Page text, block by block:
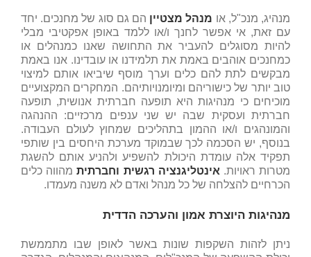
מנהיג, מנכ"ל, או מנהל מצטיין הם גם סוג של מחנכים. יחד
עם זאת, אי אפשר לחנך ו/או ללמד באופן אפקטיבי מבלי
להיות מסוגלים להעביר את התחושה שאנו כמנהלים או
כמחנכים אוהבים באמת את תלמידנו או עובדינו. אנו באמת
מבקשים לתת להם כלים וערך מוסף שיביאו אותם למיצוי
טוב יותר של כישוריהם ומיומנויותיהם. המחקרים המקצועיים
מוכיחים כי מנהיגות היא תופעה חברתית אנושית, תופעה
חברתית ועסקית שבה יש שני ענפים מרכזיים: ההנהגה
והמונהגים ו/או ההמון בתהליכים שמחוץ לעולם העבודה.
בנוסף, יש הסכמה לכך שבמוקד מערכת היחסים בין שותפי
תפקיד אלה עומדת היכולת להשפיע ולהניע אותם להשגת
מטרות ראויות. אינטליגנציה רגשית וחברתיתמהווה כלים
הכרחיים להצלחה של כל מנהל ואדם לא משנה מעמדו.
מנהיגות היוצרת אמון והערכה הדדית
ניתן לזהות השקפות שונות באשר לאופן שבו מתממשת